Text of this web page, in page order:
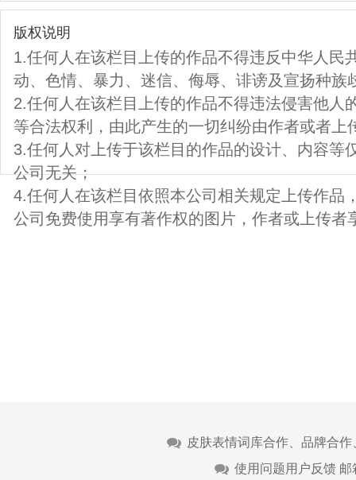
版权说明
1.任何人在该栏目上传的作品不得违反中华人民
动、色情、暴力、迷信、侮辱、诽谤及宣扬种族
2.任何人在该栏目上传的作品不得违法侵害他人
等合法权利，由此产生的一切纠纷由作者或者上
3.任何人对上传于该栏目的作品的设计、内容等
公司无关；
4.任何人在该栏目依照本公司相关规定上传作品
公司免费使用享有著作权的图片，作者或上传者
皮肤表情词库合作、品牌合
使用问题用户反馈 邮